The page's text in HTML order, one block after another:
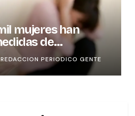
mujeres han
de
REDACCION PERIODICO GENTE